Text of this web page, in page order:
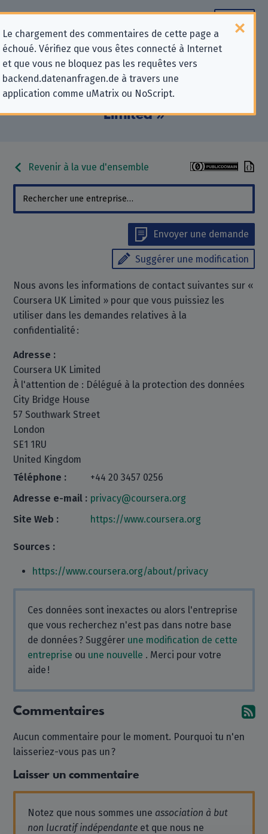
Le chargement des commentaires de cette page a
échoué. Vérifiez que vous êtes connecté à Internet
et que vous ne bloquez pas les requêtes vers
backend.datenanfragen.de à travers une
application comme uMatrix ou NoScript.
Informations de contact pour les
demandes relatives à la protection
de la vie privée pour « Coursera UK
Limited »
Revenir à la vue d'ensemble
Envoyer une demande
Suggérer une modification
Nous avons les informations de contact suivantes sur «
Coursera UK Limited » pour que vous puissiez les
utiliser dans les demandes relatives à la
confidentialité :
Adresse :
Coursera UK Limited
À l'attention de : Délégué à la protection des données
City Bridge House
57 Southwark Street
London
SE1 1RU
United Kingdom
Téléphone :
+44 20 3457 0256
Adresse e-mail : privacy@coursera.org
Site Web :
https://www.coursera.org
Sources :
https://www.coursera.org/about/privacy
Ces données sont inexactes ou alors l'entreprise
que vous recherchez n'est pas dans notre base
de données ? Suggérer une modification de cette
entreprise ou une nouvelle . Merci pour votre
aide !
Commentaires
Aucun commentaire pour le moment. Pourquoi tu n'en
laisseriez-vous pas un ?
Laisser un commentaire
Notez que nous sommes une association à but
non lucratif indépendante et que nous ne